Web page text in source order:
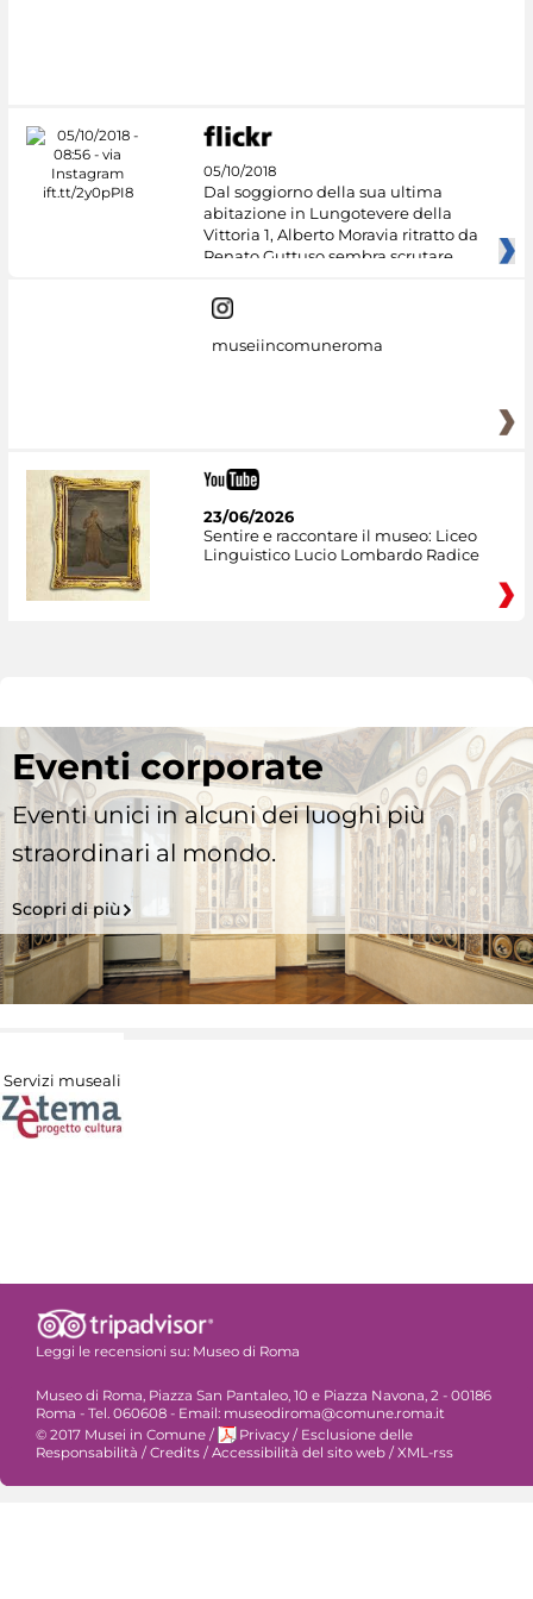
05/10/2018
Dal soggiorno della sua ultima
abitazione in Lungotevere della
Vittoria 1, Alberto Moravia ritratto da
Renato Guttuso sembra scrutare
museiincomuneroma
23/06/2026
Sentire e raccontare il museo: Liceo
Linguistico Lucio Lombardo Radice
Eventi corporate
Eventi unici in alcuni dei luoghi più
straordinari al mondo.
Scopri di più
Servizi museali
Leggi le recensioni su: Museo di Roma
Museo di Roma, Piazza San Pantaleo, 10 e Piazza Navona, 2 - 00186
Roma - Tel. 060608 - Email: museodiroma@comune.roma.it
© 2017 Musei in Comune / Privacy / Esclusione delle
Responsabilità / Credits / Accessibilità del sito web / XML-rss